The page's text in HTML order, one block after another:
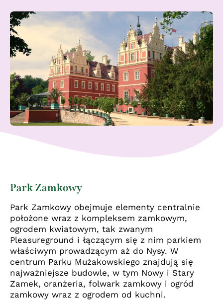
Park Zamkowy
Park Zamkowy obejmuje elementy centralnie
położone wraz z kompleksem zamkowym,
ogrodem kwiatowym, tak zwanym
Pleasureground i łączącym się z nim parkiem
właściwym prowadzącym aż do Nysy. W
centrum Parku Mużakowskiego znajdują się
najważniejsze budowle, w tym Nowy i Stary
Zamek, oranżeria, folwark zamkowy i ogród
zamkowy wraz z ogrodem od kuchni.